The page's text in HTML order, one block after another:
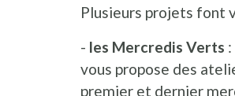
Plusieurs projets font
- les Mercredis Verts
vous propose des
premier et dernier